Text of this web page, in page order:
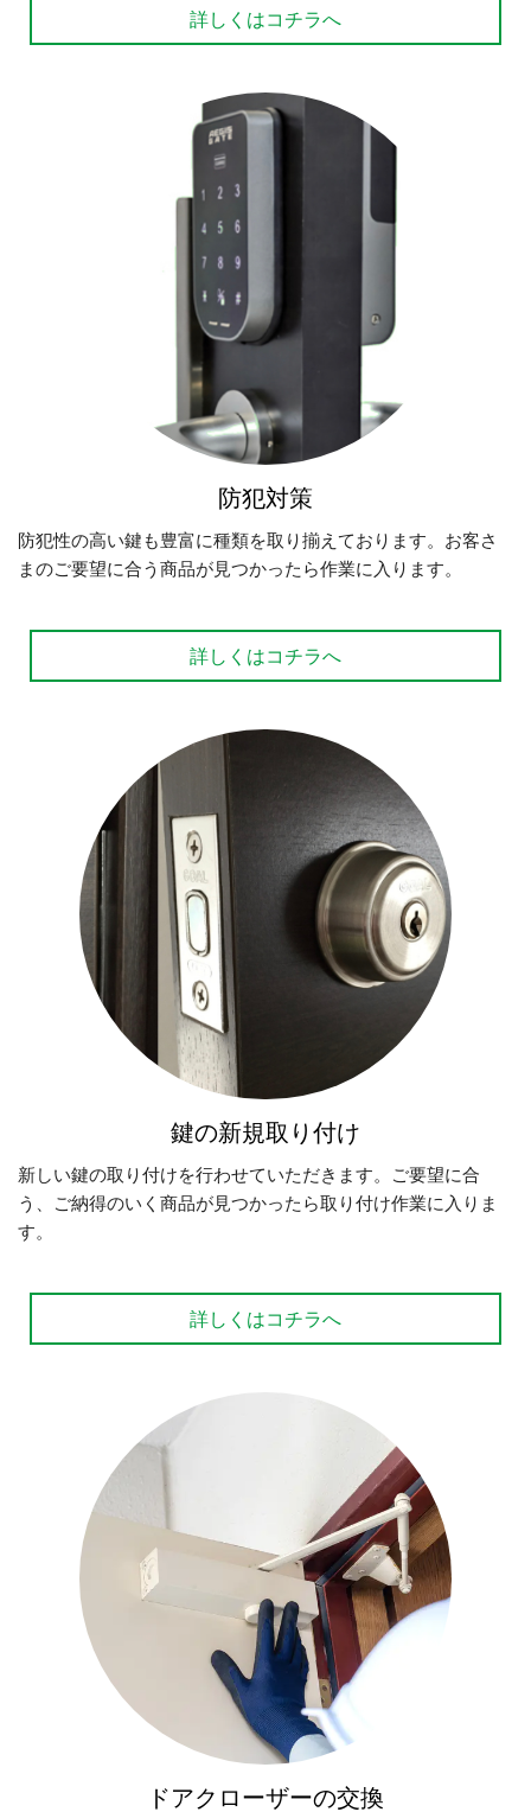
詳しくはコチラへ
防犯対策
防犯性の高い鍵も豊富に種類を取り揃えております。お客さ
まのご要望に合う商品が見つかったら作業に入ります。
詳しくはコチラへ
鍵の新規取り付け
新しい鍵の取り付けを行わせていただきます。ご要望に合
う、ご納得のいく商品が見つかったら取り付け作業に入りま
す。
詳しくはコチラへ
ドアクローザーの交換